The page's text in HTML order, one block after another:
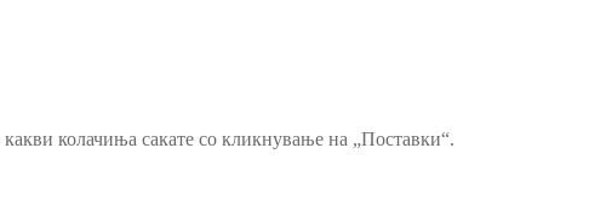
колачиња сакате со кликнување на „Поставки“.